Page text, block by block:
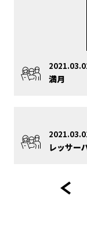
満月
レッサー
<< 前